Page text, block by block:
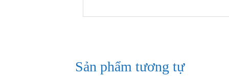
2. Chất liệu và Thông
dặn, mặt vải lì, có khả năng chống bám
Sản phẩm tương tự